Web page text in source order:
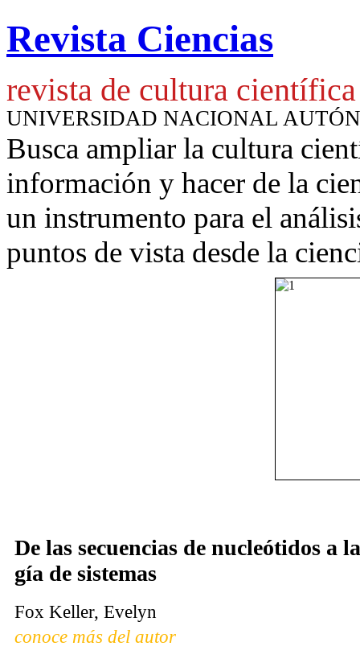
Revista Ciencias
revista de cultura científica
UNIVERSIDAD NACIONAL
Busca ampliar la cultura
información y hacer de la
un instrumento para el
puntos de vista desde la
De las se­cuen­cias de nu­cleó­ti­dos a
gía de sis­te­mas
Fox Keller, Evelyn
conoce más del autor